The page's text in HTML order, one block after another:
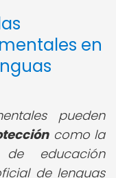
en
pueden
como la
educación
de lenguas